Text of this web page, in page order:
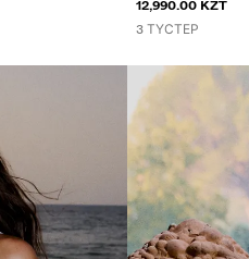
МАТАДАН
12,990.00 KZT
3 ТҮСТЕР